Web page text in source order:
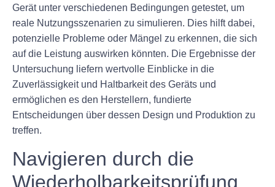
Gerät unter verschiedenen Bedingungen getestet, um
reale Nutzungsszenarien zu simulieren. Dies hilft dabei,
potenzielle Probleme oder Mängel zu erkennen, die sich
auf die Leistung auswirken könnten. Die Ergebnisse der
Untersuchung liefern wertvolle Einblicke in die
Zuverlässigkeit und Haltbarkeit des Geräts und
ermöglichen es den Herstellern, fundierte
Entscheidungen über dessen Design und Produktion zu
treffen.
Navigieren durch die
Wiederholbarkeitsprüfung